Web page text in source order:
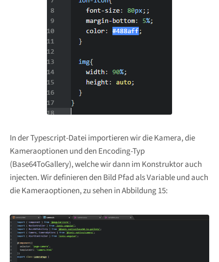
In der Typescript-Datei importieren wir die Kamera, die
Kameraoptionen und den Encoding-Typ
(Base64ToGallery), welche wir dann im Konstruktor auch
injecten. Wir definieren den Bild Pfad als Variable und auch
die Kameraoptionen, zu sehen in Abbildung 15: